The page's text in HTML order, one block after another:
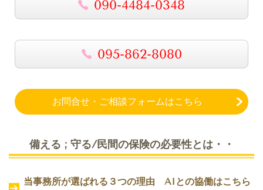
090-4484-0348
095-862-8080
お問合せ・ご相談フォームはこちら
備える ; 守る/民間の保険の必要性とは・・
当事務所が選ばれる３つの理由 AIとの協働はこちら